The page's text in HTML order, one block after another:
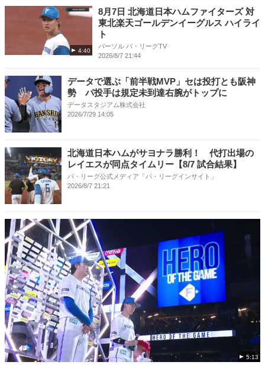
4:40
8月7日 北海道日本ハムファイターズ 対
東北楽天ゴールデンイーグルス ハイライ
ト
パーソル パ・リーグTV
2026/8/7 21:44
データで選ぶ「前半戦MVP」セは投打とも阪神
勢 パ投手は規定未到達右腕がトップに
データスタジアム株式会社
2026/7/29 14:05
北海道日本ハムがサヨナラ勝利！ 代打出場の
レイエスが同点タイムリー【8/7 試合結果】
パ・リーグ公式メディア「パ・リーグインサイト」
2026/8/7 21:21
5:13